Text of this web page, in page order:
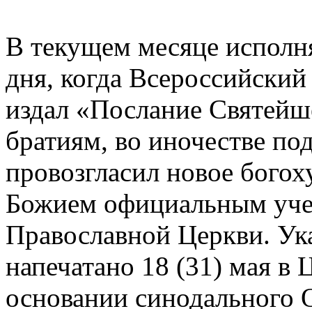
В текущем месяце
дня, когда
издал «Послание
братиям, во иночестве
провозгласил новое
Божием официальным
Православной Церкви.
напечатано 18 (31) мая в
основании